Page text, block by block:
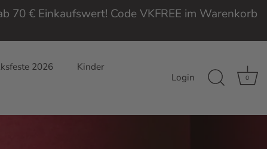
70 € Einkaufswert! Code VKFREE im Warenkorb
2026
Kinder
Login 0